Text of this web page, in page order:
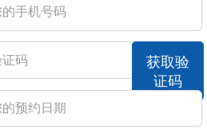
获取验
证码